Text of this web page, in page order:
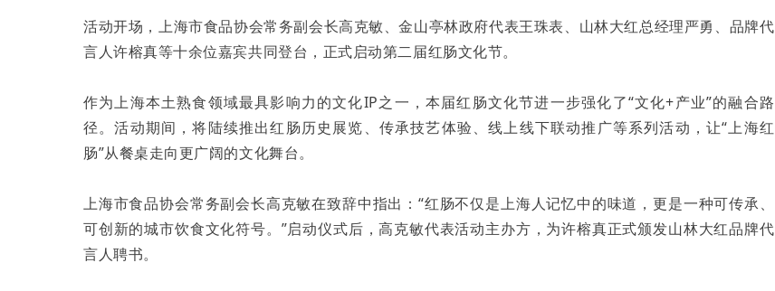
活动开场，上海市食品协会常务副会长高克敏、金山亭林政府代表王珠表、山林大红总经理严勇、品牌代
言人许榕真等十余位嘉宾共同登台，正式启动第二届红肠文化节。
作为上海本土熟食领域最具影响力的文化IP之一，本届红肠文化节进一步强化了“文化+产业”的融合路
径。活动期间，将陆续推出红肠历史展览、传承技艺体验、线上线下联动推广等系列活动，让“上海红
肠”从餐桌走向更广阔的文化舞台。
上海市食品协会常务副会长高克敏在致辞中指出：“红肠不仅是上海人记忆中的味道，更是一种可传承、
可创新的城市饮食文化符号。”启动仪式后，高克敏代表活动主办方，为许榕真正式颁发山林大红品牌代
言人聘书。